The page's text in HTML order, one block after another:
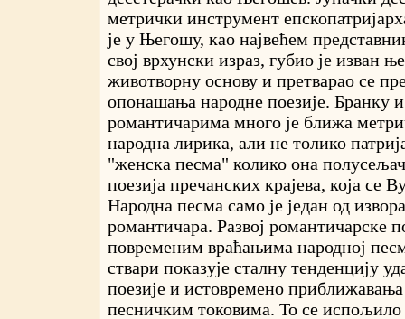
метрички инструмент
је у Његошу, као највећем
свој врхунски израз, губио је изван
животворну основу и претварао се
опонашања народне поезије. Бранку
романтичарима много је ближа
народна лирика, али не толико
"женска песма" колико она
поезија пречанских крајева, која се
Народна песма само је један од
романтичара. Развој романтичарске
повременим враћањима народној
ствари показује сталну тенденцију
поезије и истовремено
песничким токовима. То се